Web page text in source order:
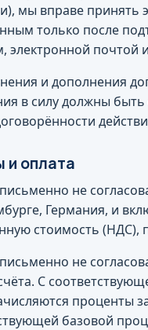
мы вправе принять
только после
электронной почтой
и дополнения
в силу должны
и оплата
не
Германия, и
стоимость (НДС),
не
С
проценты
базовой